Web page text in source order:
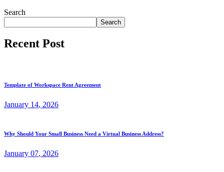
Search
Search
Recent Post
Template of Workspace Rent Agreement
January 14, 2026
Why Should Your Small Business Need a Virtual Business Address?
January 07, 2026